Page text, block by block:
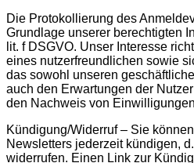
Die Protokollierung des
Grundlage unserer berechtigten
lit. f DSGVO. Unser Interesse
eines nutzerfreundlichen sowie
das sowohl unseren
auch den Erwartungen der
den Nachweis von
Kündigung/Widerruf – Sie
Newsletters jederzeit kündigen,
widerrufen. Einen Link zur